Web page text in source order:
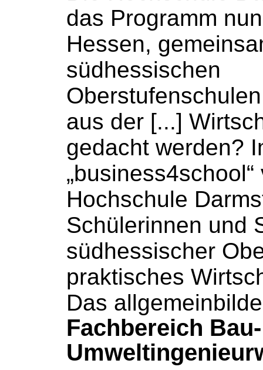
das Programm
Hessen,
südhessischen
Oberstufenschulen
aus der [...]
gedacht werden?
Hochschule
Schülerinnen und
südhessischer
praktisches
Das
Fachbereich